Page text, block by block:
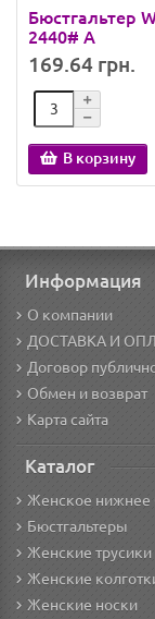
Бюстгальтер
2440# A
169.64 грн.
В корзину
Информация
О компании
ДОСТАВКА И
Договор
Обмен и возврат
Карта сайта
Каталог
Женское нижнее
Бюстгальтеры
Женские трусики
Женские
Женские носки